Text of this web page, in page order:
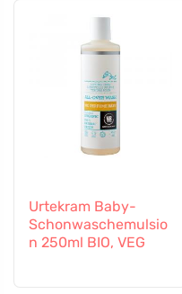
Urtekram Baby-
Schonwaschemulsio
n 250ml BIO, VEG